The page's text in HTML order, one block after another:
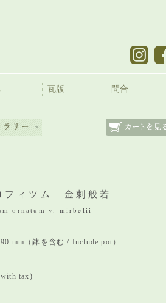
瓦版 問合
フィツム 金刺般若
ornatum v. mirbelii
mm（鉢を含む / Include pot）
tax)